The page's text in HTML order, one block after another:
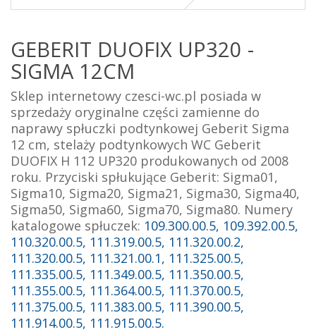
GEBERIT DUOFIX UP320 -
SIGMA 12CM
Sklep internetowy czesci-wc.pl posiada w
sprzedaży oryginalne części zamienne do
naprawy spłuczki podtynkowej Geberit Sigma
12 cm, stelaży podtynkowych WC Geberit
DUOFIX H 112 UP320 produkowanych od 2008
roku. Przyciski spłukujące Geberit: Sigma01,
Sigma10, Sigma20, Sigma21, Sigma30, Sigma40,
Sigma50, Sigma60, Sigma70, Sigma80. Numery
katalogowe spłuczek: 109.300.00.5, 109.392.00.5,
110.320.00.5, 111.319.00.5, 111.320.00.2,
111.320.00.5, 111.321.00.1, 111.325.00.5,
111.335.00.5, 111.349.00.5, 111.350.00.5,
111.355.00.5, 111.364.00.5, 111.370.00.5,
111.375.00.5, 111.383.00.5, 111.390.00.5,
111.914.00.5, 111.915.00.5.